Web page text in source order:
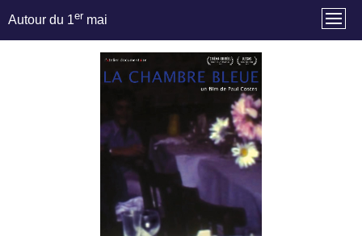
Autour du 1er mai